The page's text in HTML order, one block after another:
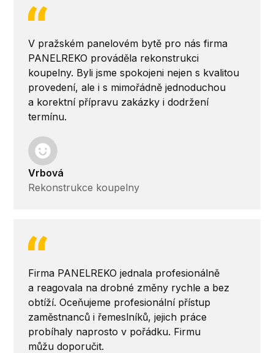
V pražském panelovém bytě pro nás firma
PANELREKO prováděla rekonstrukci
koupelny. Byli jsme spokojeni nejen s kvalitou
provedení, ale i s mimořádně jednoduchou
a korektní přípravu zakázky i dodržení
termínu.
Vrbová
Rekonstrukce koupelny
Firma PANELREKO jednala profesionálně
a reagovala na drobné změny rychle a bez
obtíží. Oceňujeme profesionální přístup
zaměstnanců i řemeslníků, jejich práce
probíhaly naprosto v pořádku. Firmu
můžu doporučit.